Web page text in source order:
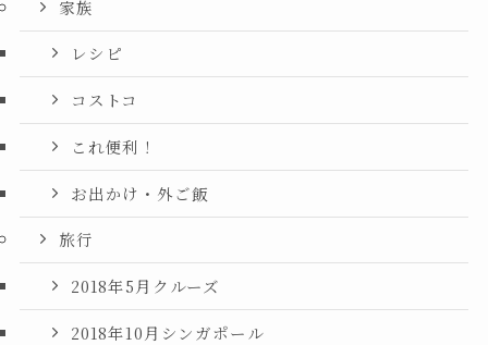
家族
レシピ
コストコ
これ便利！
お出かけ・外ご飯
旅行
2018年5月クルーズ
2018年10月シンガポール